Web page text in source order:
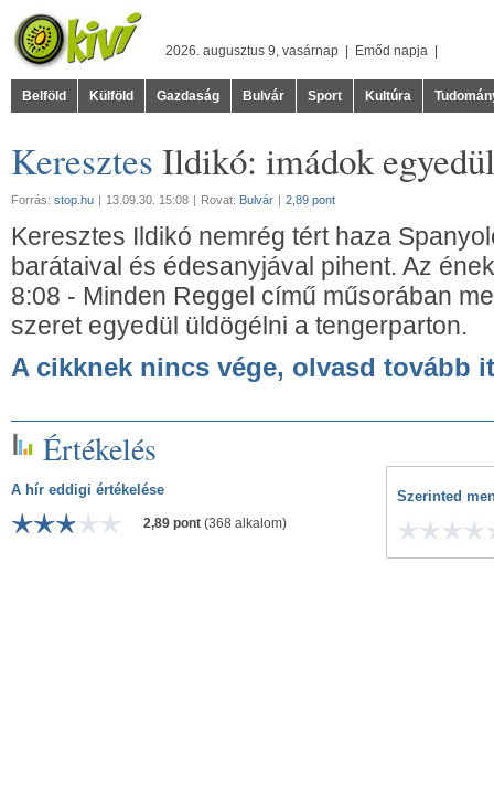
2026. augusztus 9, vasárnap | Emőd napja |
Belföld Külföld Gazdaság Bulvár Sport Kultúra
Keresztes Ildikó: imádok
Forrás: stop.hu | 13.09.30. 15:08 | Rovat: Bulvár | 2,89 pont
Keresztes Ildikó nemrég tért haza
barátaival és édesanyjával pihent. Az
8:08 - Minden Reggel című műsorában
szeret egyedül üldögélni a tengerparton.
A cikknek nincs vége, olvasd tovább
Értékelés
A hír eddigi értékelése
2,89 pont (368 alkalom)
Szerinted